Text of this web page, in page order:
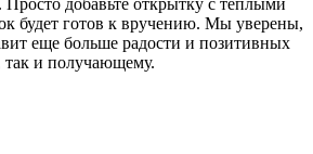
будет готов к вручению. Мы уверены,
еще больше радости и позитивных
так и получающему.